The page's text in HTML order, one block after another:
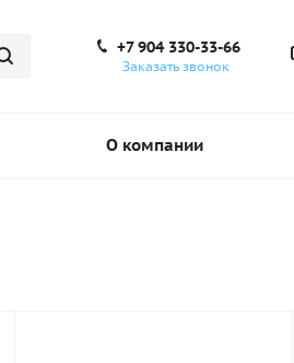
+7 904 330-33-66
Заказать звонок
О компании